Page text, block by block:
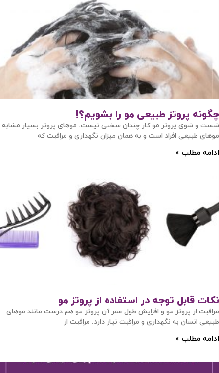
چگونه پروتز طبیعی مو را بشویم؟!
شست و شوی پروتز مو کار چندان سختی نیست. موهای پروتز بسیار مشابه
موهای طبیعی افراد است و به همان میزان نگهداری و مراقبت که
ادامه مطلب »
نکات قابل توجه در استفاده از پروتز مو
مراقبت از پروتز مو و افزایش طول عمر آن پروتز مو هم درست مانند موهای
طبیعی انسان به نگهداری و مراقبت نیاز دارد. مراقبت از
ادامه مطلب »